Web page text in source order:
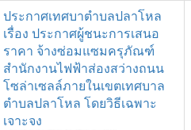
ประกาศเทศบาตำบลปลาโหล
เรื่อง ประกาศผู้ชนะการเสนอ
ราคา จ้างซ่อมแซมครุภัณฑ์
สำนักงานไฟฟ้าส่องสว่างถนน
โซล่าเซลล์ภายในเขตเทศบาล
ตำบลปลาโหล โดยวิธีเฉพาะ
เจาะจง